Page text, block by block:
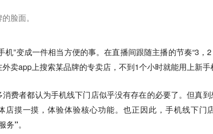
脸面。
机”变成一件相当方便的事。在直播间跟随主播的节奏“3，
卖app上搜索某品牌的专卖店，不到1个小时就能用上新手
费者都认为手机线下门店似乎没有存在的必要了。但真
店摸一摸，体验体验核心功能。也正因此，手机线下门
务”。